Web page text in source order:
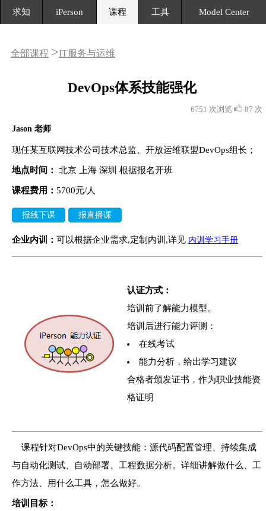
求知 iPerson 课程 工具 Model Center
全部课程 >IT服务与运维
DevOps体系技能强化
6751 次浏览 87 次
Jason 老师
现任某互联网技术公司技术总监、开放运维联盟DevOps组长；
地点时间： 北京 上海 深圳 根据报名开班
课程费用 ： 5700元/人
报线下课 报直播课
企业内训： 可以根据企业需求,定制内训,详见 内训学习手册
认证方式：
培训前了解能力模型。
培训后进行能力评测：
在线考试
能力分析，给出学习建议
合格者颁发证书，作为职业技能资
格证明
课程针对DevOps中的关键技能：源代码配置管理、持续集成
与自动化测试、自动部署、工程数据分析。详细讲解做什么、工
作方法、用什么工具，怎么做好。
培训目标：